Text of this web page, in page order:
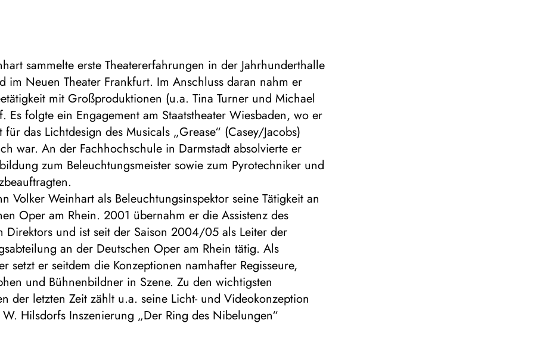
sammelte erste Theatererfahrungen in der Jahrhunderthalle
im Neuen Theater Frankfurt. Im Anschluss daran nahm er
mit Großproduktionen (u.a. Tina Turner und Michael
Es folgte ein Engagement am Staatstheater Wiesbaden, wo er
das Lichtdesign des Musicals „Grease“ (Casey/Jacobs)
war. An der Fachhochschule in Darmstadt absolvierte er
zum Beleuchtungsmeister sowie zum Pyrotechniker und
Volker Weinhart als Beleuchtungsinspektor seine Tätigkeit an
Oper am Rhein. 2001 übernahm er die Assistenz des
Direktors und ist seit der Saison 2004/05 als Leiter der
an der Deutschen Oper am Rhein tätig. Als
setzt er seitdem die Konzeptionen namhafter Regisseure,
und Bühnenbildner in Szene. Zu den wichtigsten
der letzten Zeit zählt u.a. seine Licht- und Videokonzeption
Hilsdorfs Inszenierung „Der Ring des Nibelungen“